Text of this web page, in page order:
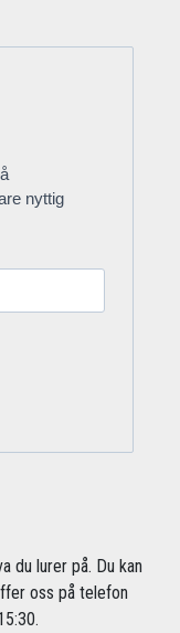
nyttig
du lurer på. Du kan
oss på telefon